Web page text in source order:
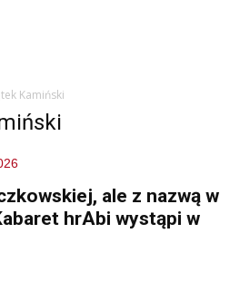
Kamiński
ale z nazwą w
hrAbi wystąpi w